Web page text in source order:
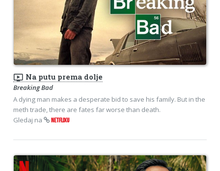
ondemand_video Na putu prema dolje
Breaking Bad
A dying man makes a desperate bid to save his family. But in the
meth trade, there are fates far worse than death.
Gledaj na
NETFLIXU